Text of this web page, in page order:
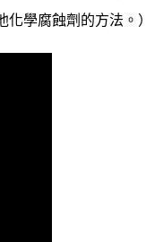
學腐蝕劑的方法。）